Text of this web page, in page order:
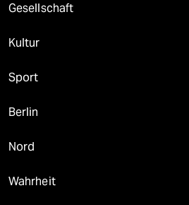
Gesellschaft
Kultur
Sport
Berlin
Nord
Wahrheit